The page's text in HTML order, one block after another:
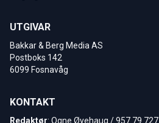
UTGIVAR
Bakkar & Berg Media AS
Postboks 142
6099 Fosnavåg
KONTAKT
Redaktør: Ogne Øyehaug / 957 79 727